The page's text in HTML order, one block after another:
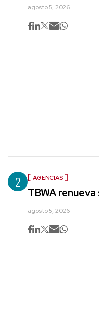
agosto 5, 2026
2 AGENCIAS
TBWA
agosto 5, 2026